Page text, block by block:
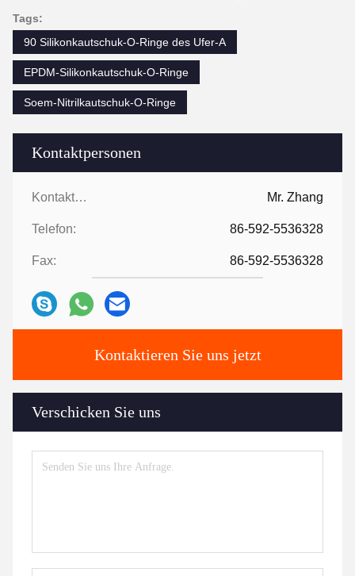
Kontaktpersonen
Kontaktpersonen: Mr. Zhang
Telefon: 86-592-5536328
Fax: 86-592-5536328
Kontaktieren Sie uns jetzt
Verschicken Sie uns
Tags:
90 Silikonkautschuk-O-Ringe des Ufer-A
EPDM-Silikonkautschuk-O-Ringe
Soem-Nitrilkautschuk-O-Ringe